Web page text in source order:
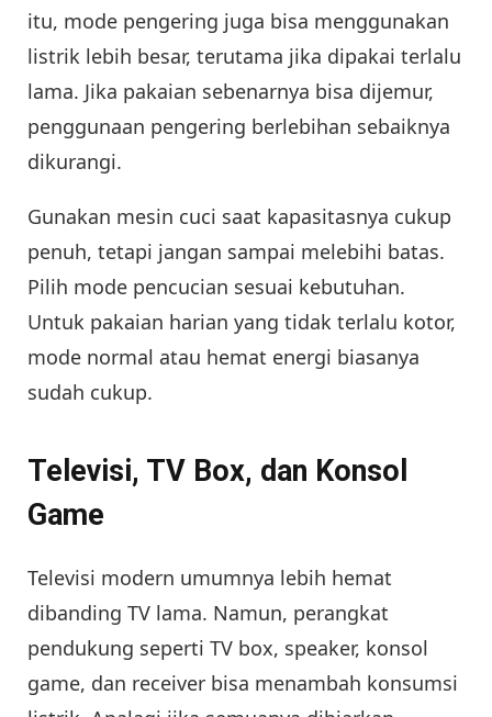
itu, mode pengering juga bisa menggunakan
listrik lebih besar, terutama jika dipakai terlalu
lama. Jika pakaian sebenarnya bisa dijemur,
penggunaan pengering berlebihan sebaiknya
dikurangi.
Gunakan mesin cuci saat kapasitasnya cukup
penuh, tetapi jangan sampai melebihi batas.
Pilih mode pencucian sesuai kebutuhan.
Untuk pakaian harian yang tidak terlalu kotor,
mode normal atau hemat energi biasanya
sudah cukup.
Televisi, TV Box, dan Konsol
Game
Televisi modern umumnya lebih hemat
dibanding TV lama. Namun, perangkat
pendukung seperti TV box, speaker, konsol
game, dan receiver bisa menambah konsumsi